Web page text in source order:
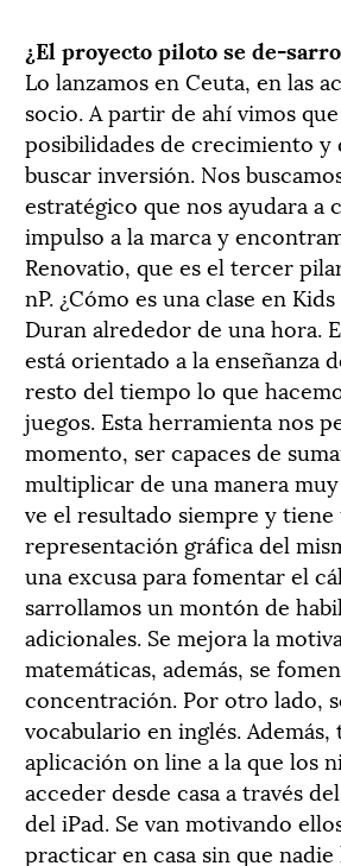
¿El proyecto piloto se de-
Lo lanzamos en Ceuta, en las
socio. A partir de ahí vimos
posibilidades de crecimiento y
buscar inversión. Nos
estratégico que nos ayudara a
impulso a la marca y
Renovatio, que es el tercer
nP. ¿Cómo es una clase en
Duran alrededor de una hora.
está orientado a la enseñanza
resto del tiempo lo que
juegos. Esta herramienta nos
momento, ser capaces de
multiplicar de una manera
ve el resultado siempre y tiene
representación gráfica del
una excusa para fomentar el
sarrollamos un montón de
adicionales. Se mejora la
matemáticas, además, se
concentración. Por otro lado,
vocabulario en inglés. Además,
aplicación on line a la que los
acceder desde casa a través
del iPad. Se van motivando
practicar en casa sin que